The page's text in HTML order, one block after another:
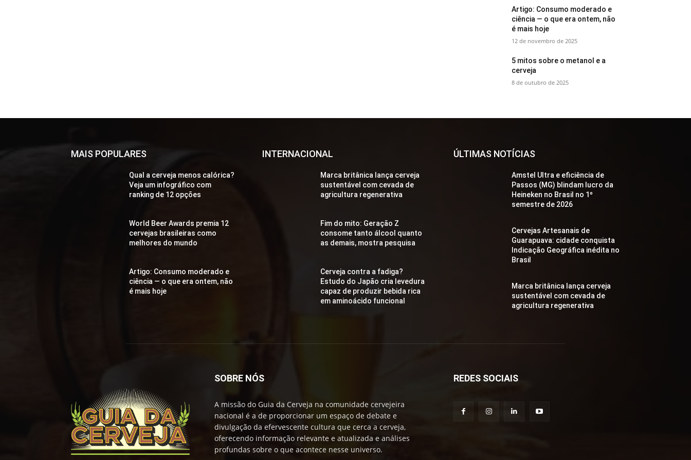
Artigo: Consumo moderado e
ciência — o que era ontem, não
é mais hoje
12 de novembro de 2025
5 mitos sobre o metanol e a
cerveja
8 de outubro de 2025
MAIS POPULARES
Qual a cerveja menos calórica?
Veja um infográfico com
ranking de 12 opções
World Beer Awards premia 12
cervejas brasileiras como
melhores do mundo
Artigo: Consumo moderado e
ciência — o que era ontem, não
é mais hoje
INTERNACIONAL
Marca britânica lança cerveja
sustentável com cevada de
agricultura regenerativa
Fim do mito: Geração Z
consome tanto álcool quanto
as demais, mostra pesquisa
Cerveja contra a fadiga?
Estudo do Japão cria levedura
capaz de produzir bebida rica
em aminoácido funcional
ÚLTIMAS NOTÍCIAS
Amstel Ultra e eficiência de
Passos (MG) blindam lucro da
Heineken no Brasil no 1º
semestre de 2026
Cervejas Artesanais de
Guarapuava: cidade conquista
Indicação Geográfica inédita no
Brasil
Marca britânica lança cerveja
sustentável com cevada de
agricultura regenerativa
SOBRE NÓS
A missão do Guia da Cerveja na comunidade cervejeira
nacional é a de proporcionar um espaço de debate e
divulgação da efervescente cultura que cerca a cerveja,
oferecendo informação relevante e atualizada e análises
profundas sobre o que acontece nesse universo.
REDES SOCIAIS